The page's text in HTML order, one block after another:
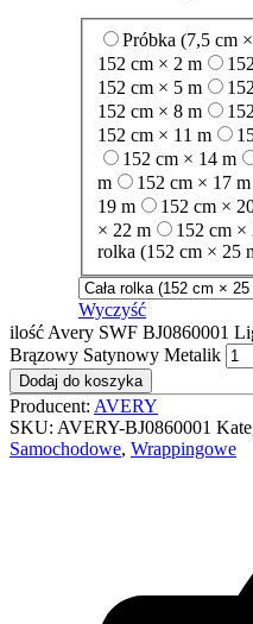
Próbka (7,5 cm
152 cm × 2 m
152 cm × 5 m
152 cm × 8 m
152 cm × 11 m
152 cm × 14 m
m
152 cm × 17 m
19 m
152 cm ×
× 22 m
152 cm ×
rolka (152 cm × 25
Wyczyść
ilość Avery SWF BJ0860001
Brązowy Satynowy Metalik
Dodaj do koszyka
Producent: AVERY
SKU: AVERY-BJ0860001
Samochodowe, Wrappingowe